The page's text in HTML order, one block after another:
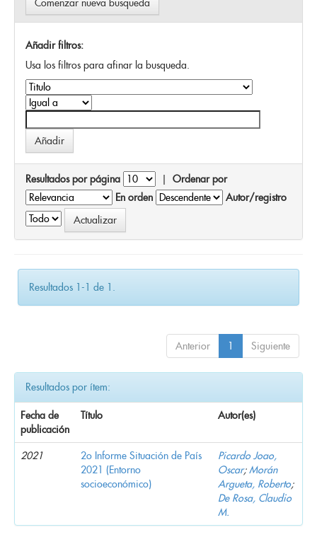
Añadir filtros:
Usa los filtros para afinar la busqueda.
Resultados por página | Ordenar por
En orden
Autor/registro
Resultados 1-1 de 1.
Anterior 1 Siguiente
Resultados por ítem:
Fecha de
publicación
Título Autor(es)
2021
2o Informe Situación de País
2021 (Entorno
socioeconómico)
Picardo Joao,
Oscar;Morán
Argueta, Roberto;
De Rosa, Claudio
M.